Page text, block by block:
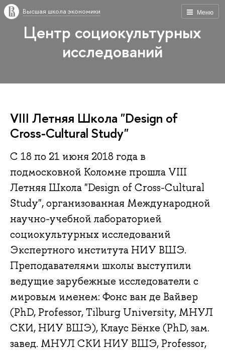
Меню
Высшая школа экономики
Центр социокультурных
исследований
VIII Летняя Школа "Design of
Cross-Cultural Study"
C 18 по 21 июня 2018 года в
подмосковной Коломне прошла VIII
Летняя Школа "Design of Cross-Cultural
Study", организованная Международной
научно-учебной лабораторией
социокультурных исследований
Экспертного института НИУ ВШЭ.
Преподавателями школы выступили
ведущие зарубежные исследователи с
мировым именем: Фонс ван де Вайвер
(PhD, Professor, Tilburg University, МНУЛ
СКИ, НИУ ВШЭ), Клаус Бёнке (PhD, зам.
завед. МНУЛ СКИ НИУ ВШЭ, Professor,